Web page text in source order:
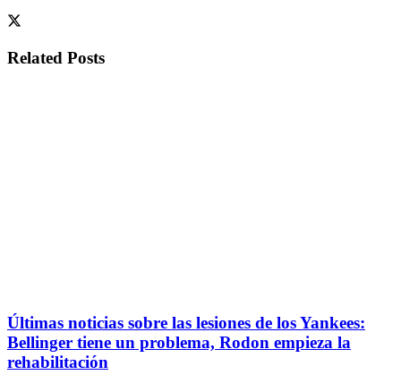
Related Posts
Últimas noticias sobre las lesiones de los Yankees:
Bellinger tiene un problema, Rodon empieza la
rehabilitación